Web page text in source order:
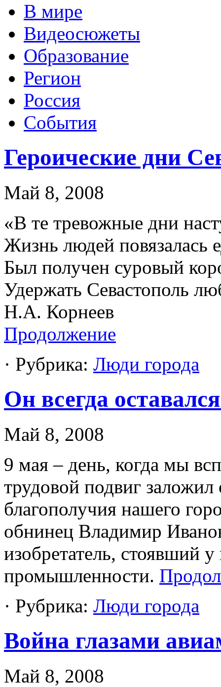
В мире
Видеосюжеты
Образование
Регион
Россия
События
Героические дни
Май 8, 2008
«В те тревожные дни
Жизнь людей повязалась
Был получен суровый
Удержать Севастополь
Н.А. Корнеев
Продолжение
· Рубрика: Люди города
Он всегда
Май 8, 2008
9 мая – день, когда мы
трудовой подвиг
благополучия нашего
обнинец Владимир
изобретатель, стоявший
промышленности.
· Рубрика: Люди города
Война глазами
Май 8, 2008